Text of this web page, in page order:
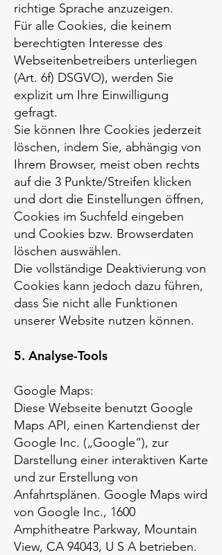
richtige Sprache anzuzeigen.
Für alle Cookies, die keinem
berechtigten Interesse des
Webseitenbetreibers unterliegen
(Art. 6f) DSGVO), werden Sie
explizit um Ihre Einwilligung
gefragt.
Sie können Ihre Cookies jederzeit
löschen, indem Sie, abhängig von
Ihrem Browser, meist oben rechts
auf die 3 Punkte/Streifen klicken
und dort die Einstellungen öffnen,
Cookies im Suchfeld eingeben
und Cookies bzw. Browserdaten
löschen auswählen.
Die vollständige Deaktivierung von
Cookies kann jedoch dazu führen,
dass Sie nicht alle Funktionen
unserer Website nutzen können.
5. Analyse-Tools
Google Maps:
Diese Webseite benutzt Google
Maps API, einen Kartendienst der
Google Inc. („Google“), zur
Darstellung einer interaktiven Karte
und zur Erstellung von
Anfahrtsplänen. Google Maps wird
von Google Inc., 1600
Amphitheatre Parkway, Mountain
View, CA 94043, U S A betrieben.